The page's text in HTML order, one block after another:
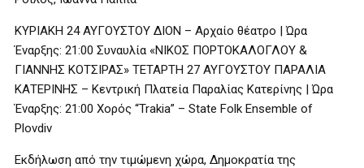
ΚΥΡΙΑΚΗ 24 ΑΥΓΟΥΣΤΟΥ ΔΙΟΝ – Αρχαίο θέατρο | Ώρα
Έναρξης: 21:00 Συναυλία «ΝΙΚΟΣ ΠΟΡΤΟΚΑΛΟΓΛΟΥ &
ΓΙΑΝΝΗΣ ΚΟΤΣΙΡΑΣ» ΤΕΤΑΡΤΗ 27 ΑΥΓΟΥΣΤΟΥ ΠΑΡΑΛΙΑ
ΚΑΤΕΡΙΝΗΣ – Κεντρική Πλατεία Παραλίας Κατερίνης | Ώρα
Έναρξης: 21:00 Χορός “Trakia” – State Folk Ensemble of
Plovdiv
Εκδήλωση από την τιμώμενη χώρα, Δημοκρατία της